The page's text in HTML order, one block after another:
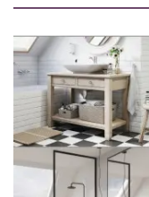
spędza czas z